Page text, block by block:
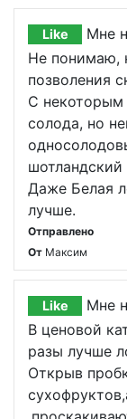
Like
Мне
Не понимаю,
позволения
С некоторым
солода, но
Даже Белая
лучше.
Отправлено
От Максим
Like
Мне
В ценовой
разы лучше
Открыв